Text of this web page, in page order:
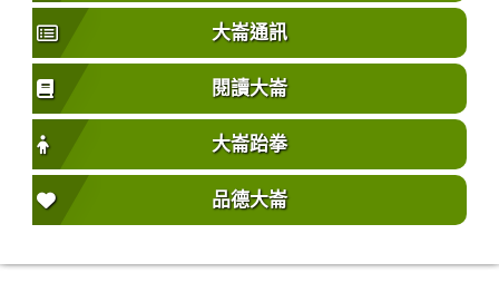
大崙通訊
閱讀大崙
大崙跆拳
品德大崙